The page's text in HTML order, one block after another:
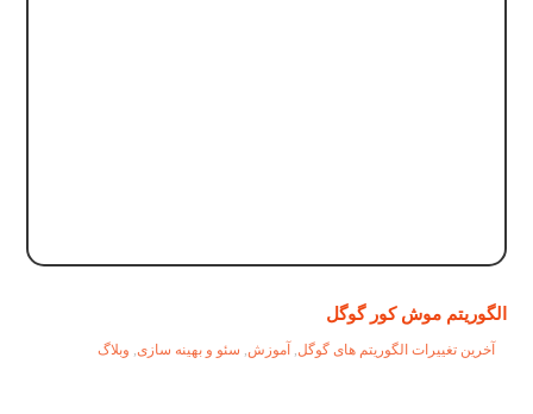
الگوریتم موش کور گوگل
آخرین تغییرات الگوریتم های گوگل, آموزش, سئو و بهینه سازی, وبلاگ